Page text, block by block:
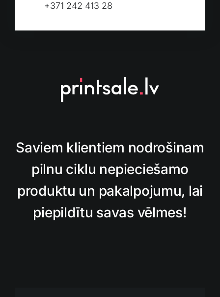
+371 242 413 28
Saviem klientiem nodrošinam
pilnu ciklu nepieciešamo
produktu un pakalpojumu, lai
piepildītu savas vēlmes!